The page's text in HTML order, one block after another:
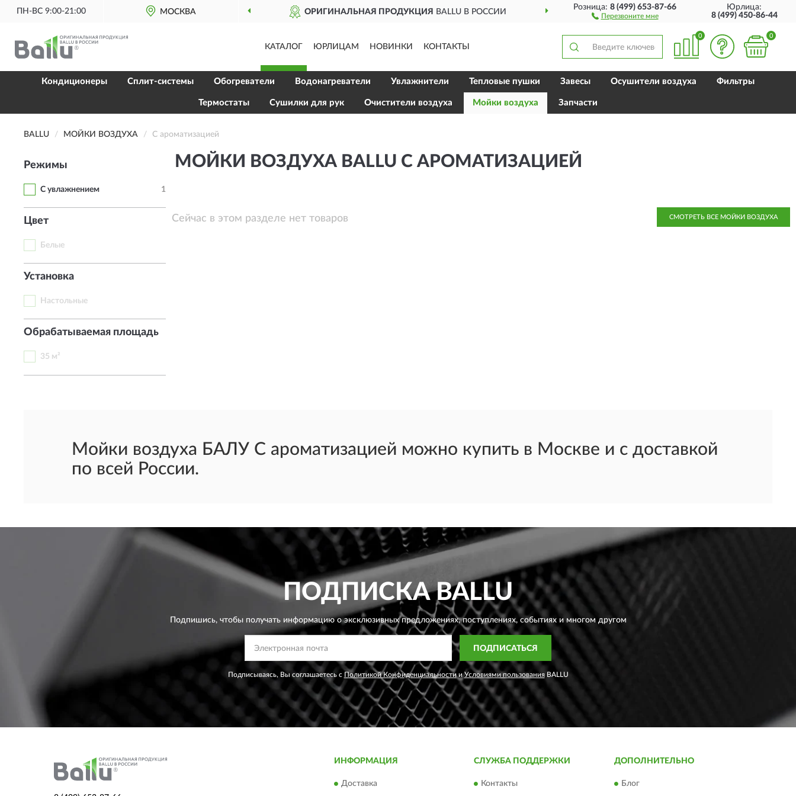
ПН-ВС 9:00-21:00 МОСКВА ОРИГИНАЛЬНАЯ ПРОДУКЦИЯ BALLU В РОССИИ ДОСТАВИМ ПО ВСЕЙ РОССИИ
Розница:8 (499) 653-87-66
Перезвоните мне
Юрлица:
8 (499) 450-86-44
КАТАЛОГ ЮРЛИЦАМ НОВИНКИ КОНТАКТЫ
0 0
Кондиционеры Сплит-системы Обогреватели Водонагреватели Увлажнители Тепловые пушки Завесы Осушители воздуха Фильтры
Термостаты Сушилки для рук Очистители воздуха Мойки воздуха Запчасти
BALLU МОЙКИ ВОЗДУХА С ароматизацией
Режимы
С увлажнением 1
Цвет
Белые
Установка
Настольные
Обрабатываемая площадь
35 м²
МОЙКИ ВОЗДУХА BALLU С АРОМАТИЗАЦИЕЙ
Сейчас в этом разделе нет товаров СМОТРЕТЬ ВСЕ МОЙКИ ВОЗДУХА
Мойки воздуха БАЛУ С ароматизацией можно купить в Москве и с доставкой
по всей России.
ПОДПИСКАBALLU
Подпишись, чтобы получать информацию о эксклюзивных предложениях,поступлениях, событиях и многом другом
ПОДПИСАТЬСЯ
Подписываясь, Вы соглашаетесь с Политикой Конфиденциальности иУсловиями пользованияBALLU
ИНФОРМАЦИЯ
Доставка
СЛУЖБА ПОДДЕРЖКИ
Контакты
ДОПОЛНИТЕЛЬНО
Блог